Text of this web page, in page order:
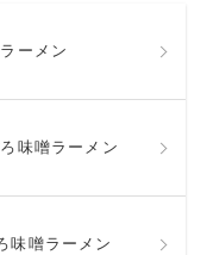
ーメン
味噌ラーメン
味噌ラーメン